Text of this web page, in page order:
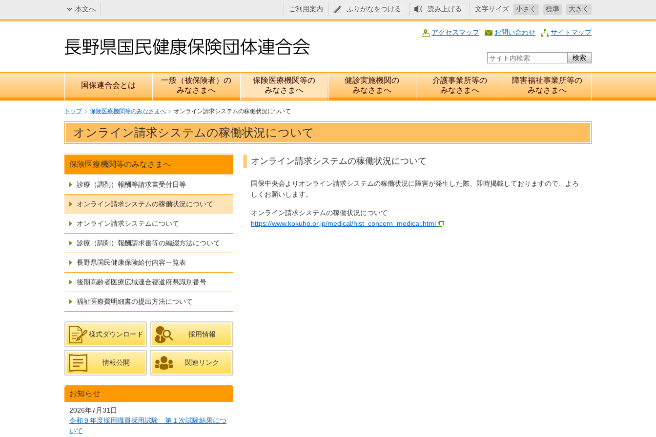
本文へ ご利用案内 ふりがなをつける 読み上げる 文字サイズ 小さく 標準 大きく
アクセスマップ お問い合わせ サイトマップ
サイト内検索
国保連合会とは
一般（被保険者）の
みなさまへ
保険医療機関等の
みなさまへ
健診実施機関の
みなさまへ
介護事業所等の
みなさまへ
障害福祉事業所等の
みなさまへ
トップ › 保険医療機関等のみなさまへ › オンライン請求システムの稼働状況について
オンライン請求システムの稼働状況について
オンライン請求システムの稼働状況について
国保中央会よりオンライン請求システムの稼働状況に障害が発生した際、即時掲載しておりますので、よろ
しくお願いします。
オンライン請求システムの稼働状況について
https://www.kokuho.or.jp/medical/hist_concern_medical.html
保険医療機関等のみなさまへ
診療（調剤）報酬等請求書受付日等
オンライン請求システムの稼働状況について
オンライン請求システムについて
診療（調剤）報酬請求書等の編綴方法について
長野県国民健康保険給付内容一覧表
後期高齢者医療広域連合都道府県識別番号
福祉医療費明細書の提出方法について
様式ダウンロード 採用情報
情報公開 関連リンク
お知らせ
2026年7月31日
令和９年度採用職員採用試験 第１次試験結果につ
いて